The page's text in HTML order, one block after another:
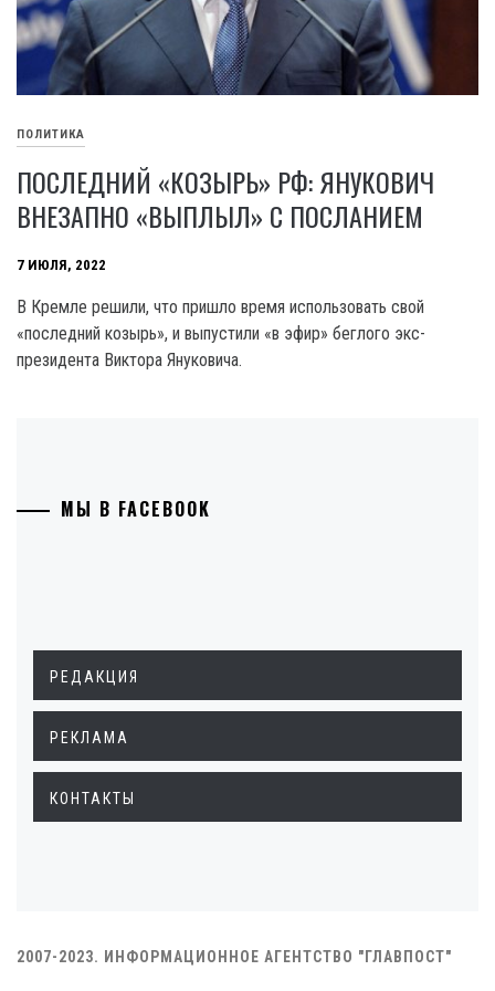
ПОЛИТИКА
ПОСЛЕДНИЙ «КОЗЫРЬ» РФ: ЯНУКОВИЧ
ВНЕЗАПНО «ВЫПЛЫЛ» С ПОСЛАНИЕМ
7 ИЮЛЯ, 2022
В Кремле решили, что пришло время использовать свой
«последний козырь», и выпустили «в эфир» беглого экс-
президента Виктора Януковича.
МЫ В FACEBOOK
РЕДАКЦИЯ
РЕКЛАМА
КОНТАКТЫ
2007-2023. ИНФОРМАЦИОННОЕ АГЕНТСТВО "ГЛАВПОСТ"